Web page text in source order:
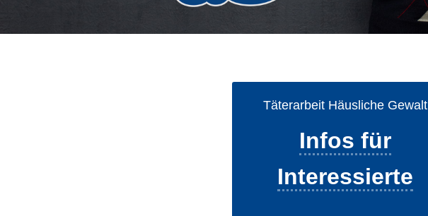
Täterarbeit Häusliche Gewalt
Infos für
Interessierte